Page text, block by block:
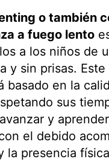
o también
a fuego lento
a los niños de
y sin prisas.
basado en la
sus
y
el debido
la presencia